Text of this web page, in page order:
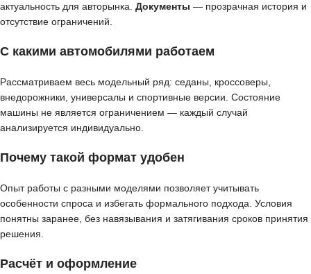
актуальность для авторынка. Документы — прозрачная история и
отсутствие ограничений.
С какими автомобилями работаем
Рассматриваем весь модельный ряд: седаны, кроссоверы,
внедорожники, универсалы и спортивные версии. Состояние
машины не является ограничением — каждый случай
анализируется индивидуально.
Почему такой формат удобен
Опыт работы с разными моделями позволяет учитывать
особенности спроса и избегать формального подхода. Условия
понятны заранее, без навязывания и затягивания сроков принятия
решения.
Расчёт и оформление